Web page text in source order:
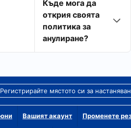
Къде мога да
открия своята
политика за
анулиране?
Регистрирайте мястото си за
Вашият акаунт Променете